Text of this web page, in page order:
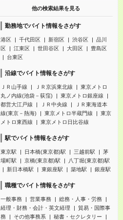
他の検索結果を見る
勤務地でバイト情報をさがす
港区 千代田区 新宿区 渋谷区
品川
区
江東区 世田谷区 大田区
豊島区
台東区
沿線でバイト情報をさがす
ＪＲ山手線 ＪＲ京浜東北線
東京メトロ
丸ノ内線(池袋－荻窪)
東京メトロ銀座線
都営大江戸線
ＪＲ中央線
ＪＲ東海道本
線(東京－熱海)
東京メトロ半蔵門線
東京
メトロ東西線
東京メトロ日比谷線
駅でバイト情報をさがす
東京駅 日本橋(東京都)駅 三越前駅
茅
場町駅
京橋(東京都)駅
八丁堀(東京都)駅
新日本橋駅
東銀座駅 築地駅 銀座駅
職種でバイト情報をさがす
一般事務 営業事務
総務・人事・労務
経理・財務・会計・英文経理
貿易・国際事
務
その他事務系
秘書・セクレタリー